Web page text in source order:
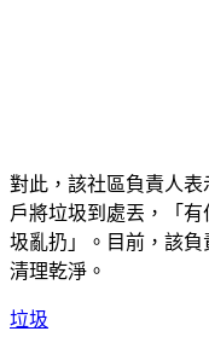
對此，該社區負責人
戶將垃圾到處丟，「
圾亂扔」。目前，該負